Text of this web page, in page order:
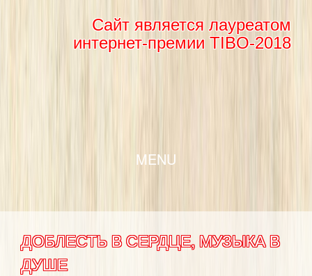
Сайт является лауреатом
интернет-премии TIBO-2018
MENU
ДОБЛЕСТЬ В СЕРДЦЕ, МУЗЫКА В
ДУШЕ